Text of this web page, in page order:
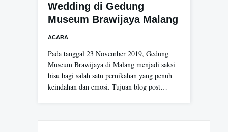
Wedding di Gedung
Museum Brawijaya Malang
ACARA
Pada tanggal 23 November 2019, Gedung
Museum Brawijaya di Malang menjadi saksi
bisu bagi salah satu pernikahan yang penuh
keindahan dan emosi. Tujuan blog post…